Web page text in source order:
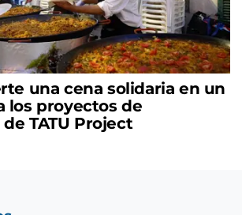
una cena solidaria en un
los proyectos de
TATU Project